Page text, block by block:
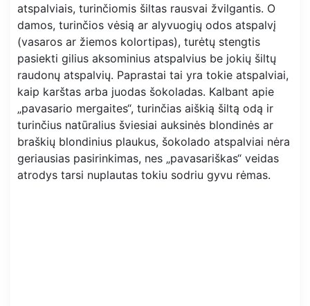
atspalviais, turinčiomis šiltas rausvai žvilgantis. O
damos, turinčios vėsią ar alyvuogių odos atspalvį
(vasaros ar žiemos kolortipas), turėtų stengtis
pasiekti gilius aksominius atspalvius be jokių šiltų
raudonų atspalvių. Paprastai tai yra tokie atspalviai,
kaip karštas arba juodas šokoladas. Kalbant apie
„pavasario mergaites“, turinčias aiškią šiltą odą ir
turinčius natūralius šviesiai auksinės blondinės ar
braškių blondinius plaukus, šokolado atspalviai nėra
geriausias pasirinkimas, nes „pavasariškas“ veidas
atrodys tarsi nuplautas tokiu sodriu gyvu rėmas.